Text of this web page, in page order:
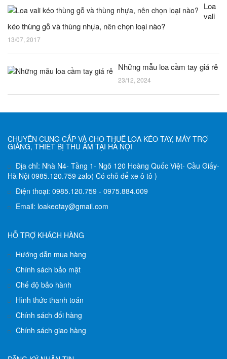
Loa
vali
kéo thùng gỗ và thùng nhựa, nên chọn loại nào?
13/07, 2017
Những mẫu loa cầm tay giá rẻ
23/12, 2024
CHUYÊN CUNG CẤP VÀ CHO THUÊ LOA KÉO TAY, MÁY TRỢ
GIẢNG, THIẾT BỊ THU ÂM TẠI HÀ NỘI
Địa chỉ: Nhà N4- Tầng 1- Ngõ 120 Hoàng Quốc Việt- Cầu Giấy-
Hà Nội 0985.120.759 zalo( Có chỗ để xe ô tô )
Điện thoại: 0985.120.759 - 0975.884.009
Email: loakeotay@gmail.com
HỖ TRỢ KHÁCH HÀNG
Hướng dẫn mua hàng
Chính sách bảo mật
Chế độ bảo hành
Hình thức thanh toán
Chính sách đổi hàng
Chính sách giao hàng